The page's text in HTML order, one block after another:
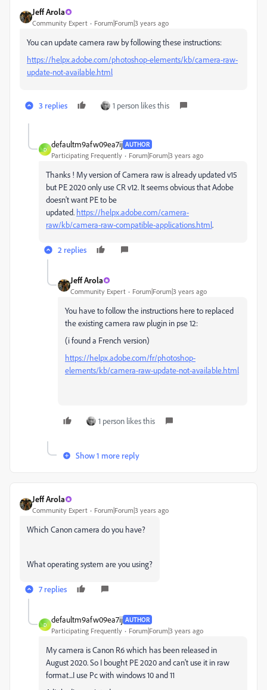
Jeff Arola
Community Expert Forum|Forum|3 years ago
You can update camera raw by following these instructions:
https://helpx.adobe.com/photoshop-elements/kb/camera-raw-
update-not-available.html
3 replies 1 person likes this
D
defaultm9afw09ea7ij AUTHOR
Participating Frequently Forum|Forum|3 years ago
Thanks ! My version of Camera raw is already updated v15
but PE 2020 only use CR v12. It seems obvious that Adobe
doesn't want PE to be
updated. https://helpx.adobe.com/camera-
raw/kb/camera-raw-compatible-applications.html.
2 replies
Jeff Arola
Community Expert Forum|Forum|3 years ago
You have to follow the instructions here to replaced
the existing camera raw plugin in pse 12:
(i found a French version)
https://helpx.adobe.com/fr/photoshop-
elements/kb/camera-raw-update-not-available.html
1 person likes this
Show 1 more reply
Jeff Arola
Community Expert Forum|Forum|3 years ago
Which Canon camera do you have?
What operating system are you using?
7 replies
D
defaultm9afw09ea7ij AUTHOR
Participating Frequently Forum|Forum|3 years ago
My camera is Canon R6 which has been released in
August 2020. So I bought PE 2020 and can't use it in raw
format...I use Pc with windows 10 and 11